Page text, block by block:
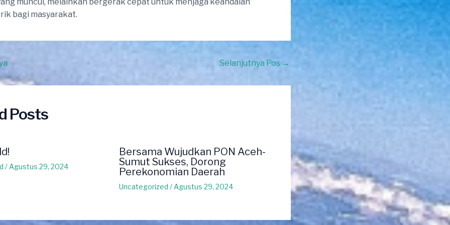
muncul, melainkan bergerak cepat untuk menjaga keandalan
bagi masyarakat.
Selanjutnya Pos →
Posts
/Agustus 29, 2024
Bersama Wujudkan PON Aceh-
Sumut Sukses, Dorong
Perekonomian Daerah
Uncategorized /Agustus 29, 2024